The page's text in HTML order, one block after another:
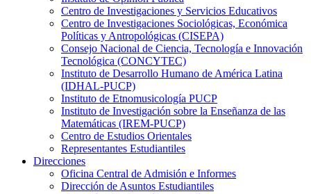
Centro de Investigaciones y Servicios Educativos
Centro de Investigaciones Sociológicas, Económica
Políticas y Antropológicas (CISEPA)
Consejo Nacional de Ciencia, Tecnología e Innovación
Tecnológica (CONCYTEC)
Instituto de Desarrollo Humano de América Latina
(IDHAL-PUCP)
Instituto de Etnomusicología PUCP
Instituto de Investigación sobre la Enseñanza de las
Matemáticas (IREM-PUCP)
Centro de Estudios Orientales
Representantes Estudiantiles
Direcciones
Oficina Central de Admisión e Informes
Dirección de Asuntos Estudiantiles